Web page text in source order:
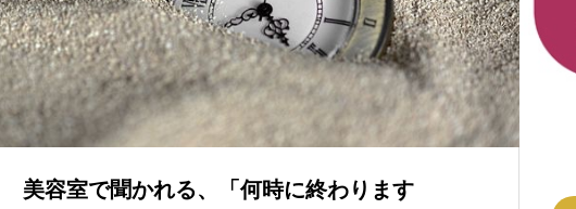
美容室で聞かれる、「何時に終わります